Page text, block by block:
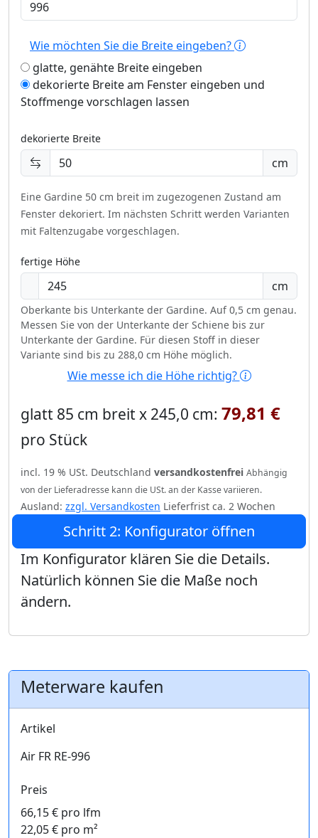
Wie möchten Sie die Breite eingeben?
glatte, genähte Breite eingeben
dekorierte Breite am Fenster eingeben und
Stoffmenge vorschlagen lassen
dekorierte Breite
cm
Eine Gardine 50 cm breit im zugezogenen Zustand am
Fenster dekoriert. Im nächsten Schritt werden Varianten
mit Faltenzugabe vorgeschlagen.
fertige Höhe
cm
Oberkante bis Unterkante der Gardine. Auf 0,5 cm genau.
Messen Sie von der Unterkante der Schiene bis zur
Unterkante der Gardine. Für diesen Stoff in dieser
Variante sind bis zu 288,0 cm Höhe möglich.
Wie messe ich die Höhe richtig?
glatt 85 cm breit x 245,0 cm: 79,81 €
pro Stück
incl. 19 % USt. Deutschland versandkostenfrei Abhängig
von der Lieferadresse kann die USt. an der Kasse variieren.
Ausland: zzgl. Versandkosten Lieferfrist ca. 2 Wochen
Schritt 2: Konfigurator öffnen
Im Konfigurator klären Sie die Details.
Natürlich können Sie die Maße noch
ändern.
Meterware kaufen
Artikel
Air FR RE-996
Preis
66,15 € pro lfm
22,05 € pro m²